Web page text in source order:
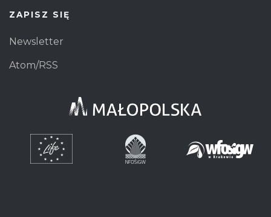
ZAPISZ SIĘ
Newsletter
Atom/RSS